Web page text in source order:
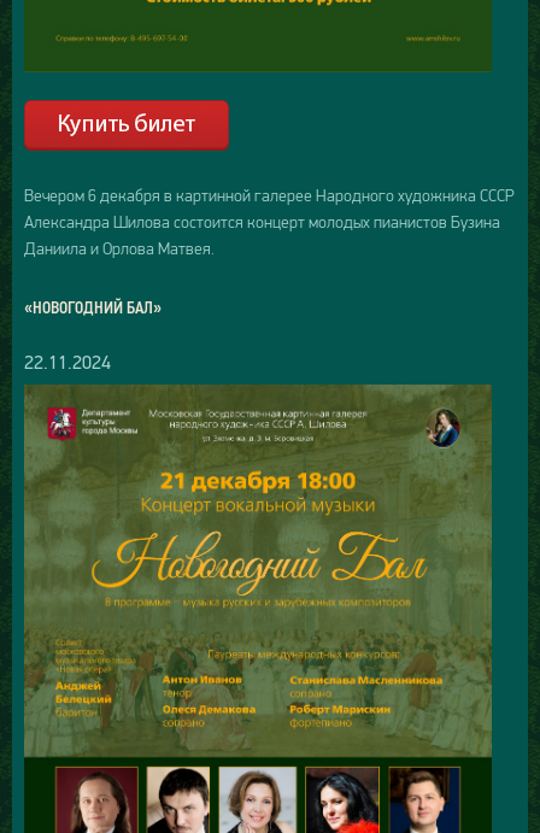
Вечером 6 декабря в картинной галерее Народного художника СССР
Александра Шилова состоится концерт молодых пианистов Бузина
Даниила и Орлова Матвея.
«НОВОГОДНИЙ БАЛ»
22.11.2024